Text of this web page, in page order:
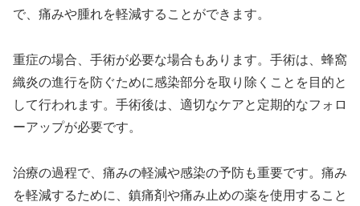
で、痛みや腫れを軽減することができます。
重症の場合、手術が必要な場合もあります。手術は、蜂窩
織炎の進行を防ぐために感染部分を取り除くことを目的と
して行われます。手術後は、適切なケアと定期的なフォロ
ーアップが必要です。
治療の過程で、痛みの軽減や感染の予防も重要です。痛み
を軽減するために、鎮痛剤や痛み止めの薬を使用すること